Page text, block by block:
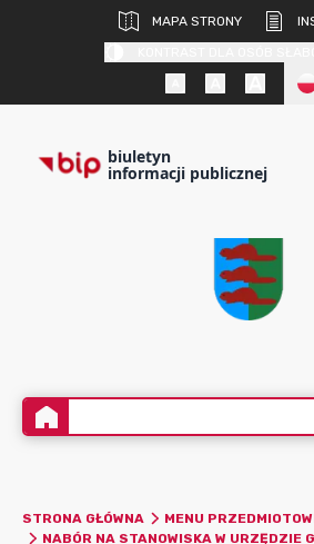
MAPA STRONY
biuletyn
informacji publicznej
STRONA GŁÓWNA MENU
NABÓR NA STANOWISKA W URZĘDZIE